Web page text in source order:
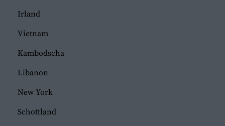
Irland
Vietnam
Kambodscha
Libanon
New York
Schottland